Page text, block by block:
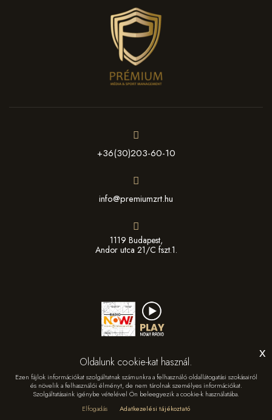
+36(30)203-60-10
info@premiumzrt.hu
1119 Budapest,
Andor utca 21/C fszt.1.
© Copyright2026 -Prémium Média & Sport Management Zrt.
Oldalunk cookie-kat használ.
Ezen fájlok információkat szolgáltatnak számunkra a felhasználó oldallátogatási szokásairól
és növelik a felhasználói élményt, de nem tárolnak személyes információkat.
Szolgáltatásaink igénybe vételével Ön beleegyezik a cookie-k használatába.
Elfogadás
Adatkezelési tájékoztató
x